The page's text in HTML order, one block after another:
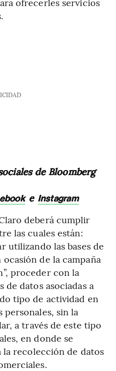
de Bloomberg
e Instagram
deberá cumplir
las cuales están:
utilizando las bases de
de la campaña
proceder con la
de datos asociadas a
tipo de actividad en
sin la
a través de este tipo
en donde se
recolección de datos